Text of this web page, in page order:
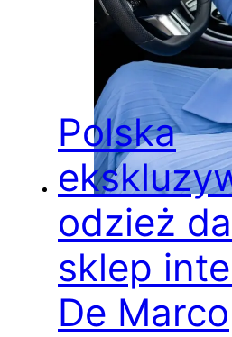
Polska
odzież
sklep
De Marco